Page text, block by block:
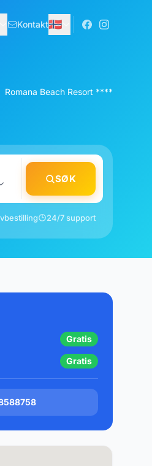
Kontakt🇳🇴
Romana Beach Resort ****
SØK
24/7 support
Gratis
Gratis